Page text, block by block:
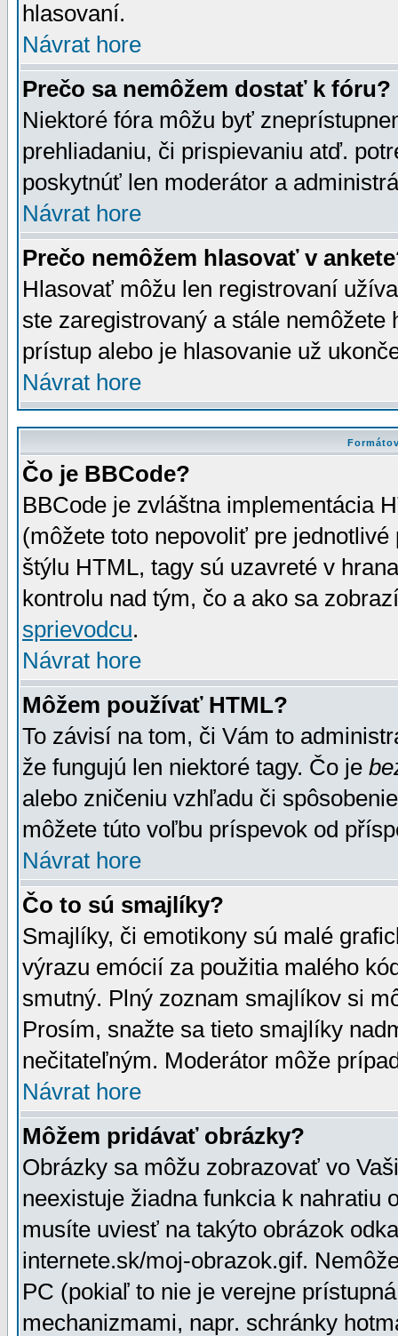
hlasovaní.
Návrat hore
Prečo sa nemôžem dostať k fóru?
Niektoré fóra môžu byť
prehliadaniu, či prispievaniu atď.
poskytnúť len moderátor a
Návrat hore
Prečo nemôžem hlasovať v
Hlasovať môžu len registrovaní
ste zaregistrovaný a stále
prístup alebo je hlasovanie už
Návrat hore
Čo je BBCode?
BBCode je zvláštna implementácia
(môžete toto nepovoliť pre
štýlu HTML, tagy sú uzavreté v
kontrolu nad tým, čo a ako sa
sprievodcu.
Návrat hore
Môžem používať HTML?
To závisí na tom, či Vám to
že fungujú len niektoré tagy. Čo je
alebo zničeniu vzhľadu či
môžete túto voľbu príspevok od
Návrat hore
Čo to sú smajlíky?
Smajlíky, či emotikony sú malé
výrazu emócií za použitia malého
smutný. Plný zoznam smajlíkov si
Prosím, snažte sa tieto smajlíky
nečitateľným. Moderátor môže
Návrat hore
Môžem pridávať obrázky?
Obrázky sa môžu zobrazovať vo
neexistuje žiadna funkcia k nahratiu
musíte uviesť na takýto obrázok
internete.sk/moj-obrazok.gif.
PC (pokiaľ to nie je verejne
mechanizmami, napr. schránky